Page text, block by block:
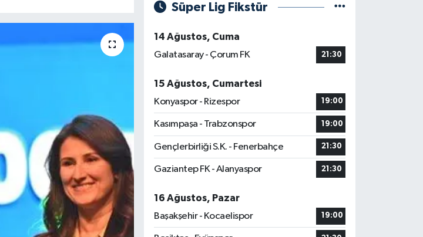
Süper Lig Fikstür
14 Ağustos, Cuma
Galatasaray - Çorum FK
21:30
15 Ağustos, Cumartesi
Konyaspor - Rizespor
19:00
Kasımpaşa - Trabzonspor 19:00
Gençlerbirliği S.K. - Fenerbahçe 21:30
Gaziantep FK - Alanyaspor 21:30
16 Ağustos, Pazar
Başakşehir - Kocaelispor
19:00